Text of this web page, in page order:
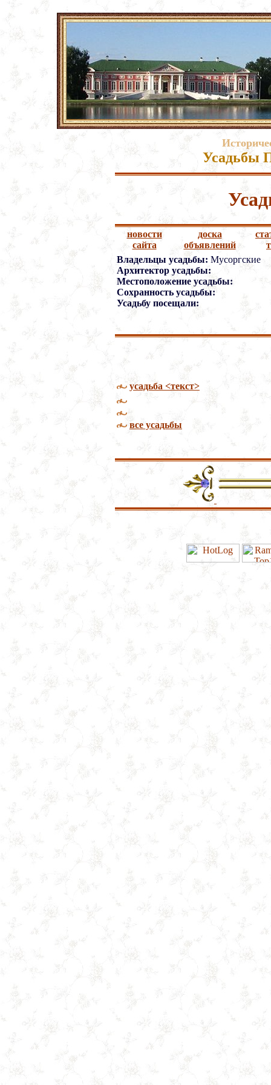
Усадьбы
новости
сайта
доска
объявлений
Владельцы усадьбы: Мусоргские
Архитектор усадьбы:
Местоположение усадьбы:
Сохранность усадьбы:
Усадьбу посещали:
усадьба <текст>
все усадьбы